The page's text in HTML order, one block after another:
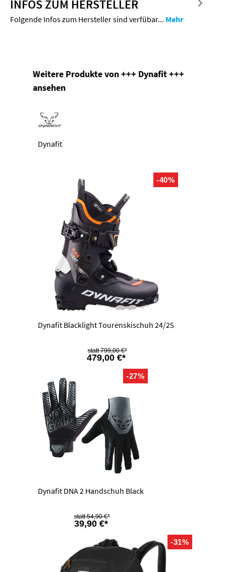
INFOS ZUM HERSTELLER
Folgende Infos zum Hersteller sind verfübar... Mehr
Produktgalerie überspringen
Weitere Produkte von +++ Dynafit +++
ansehen
Dynafit
-40%
Dynafit Blacklight Tourenskischuh 24/25
479,00 €*
799,00 €*
-27%
Dynafit DNA 2 Handschuh Black
39,90 €*
54,90 €*
-31%